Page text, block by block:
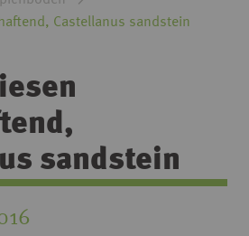
Castellanus sandstein
sandstein